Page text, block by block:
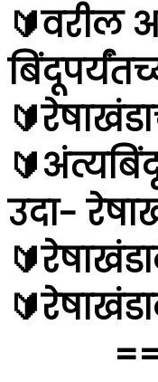
🔰वरील
उदा-